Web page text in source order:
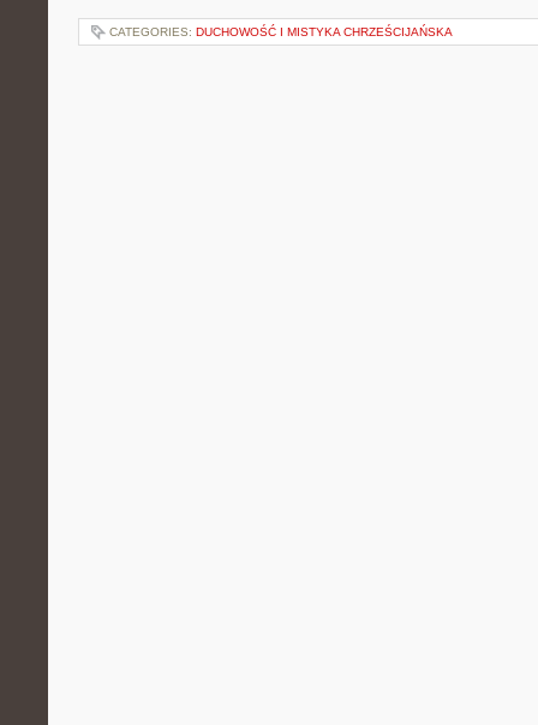
CATEGORIES: DUCHOWOŚĆ I MISTYKA CHRZEŚCIJAŃSKA